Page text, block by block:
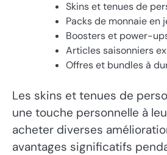
Skins et tenues de
Packs de monnaie en
Boosters et power-
Articles saisonniers
Offres et bundles à
Les skins et tenues de
une touche personnelle à
acheter diverses
avantages significatifs